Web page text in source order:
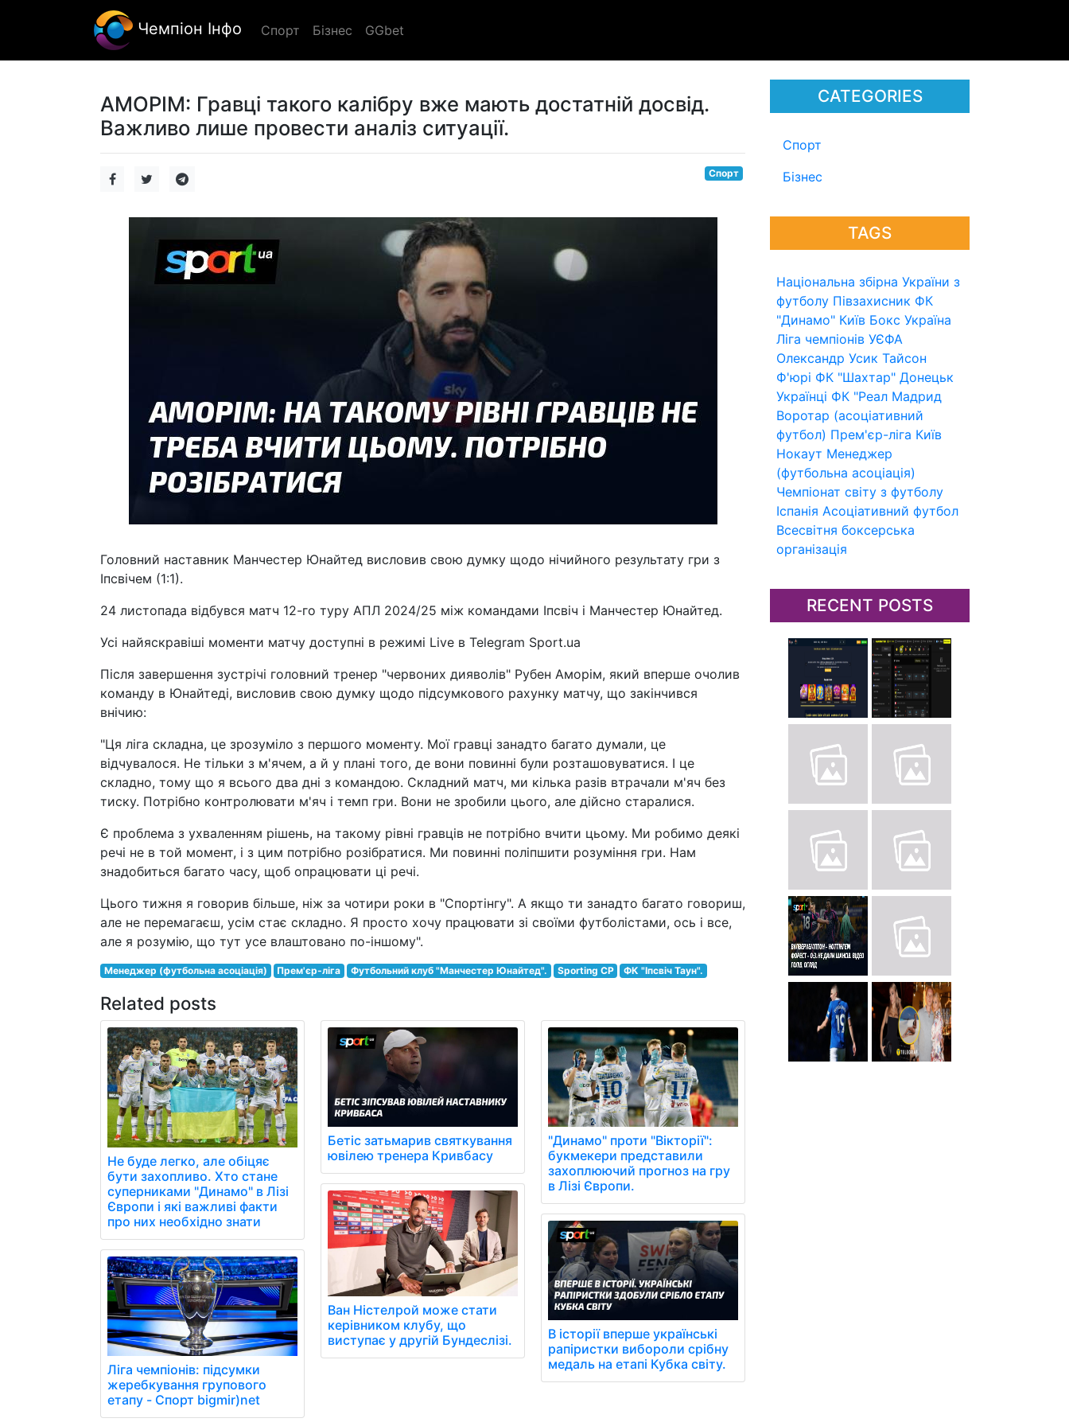
Чемпіон Інфо Спорт Бізнес GGbet
CATEGORIES
Спорт
Бізнес
TAGS
Національна збірна України з
футболу Півзахисник ФК
"Динамо" Київ Бокс Україна
Ліга чемпіонів УЄФА
Олександр Усик Тайсон
Ф'юрі ФК "Шахтар" Донецьк
Українці ФК "Реал Мадрид
Воротар (асоціативний
футбол) Прем'єр-ліга Київ
Нокаут Менеджер
(футбольна асоціація)
Чемпіонат світу з футболу
Іспанія Асоціативний футбол
Всесвітня боксерська
організація
RECENT POSTS
АМОРІМ: Гравці такого калібру вже мають достатній досвід.
Важливо лише провести аналіз ситуації.
Спорт
Головний наставник Манчестер Юнайтед висловив свою думку щодо нічийного результату гри з
Іпсвічем (1:1).
24 листопада відбувся матч 12-го туру АПЛ 2024/25 між командами Іпсвіч і Манчестер Юнайтед.
Усі найяскравіші моменти матчу доступні в режимі Live в Telegram Sport.ua
Після завершення зустрічі головний тренер "червоних дияволів" Рубен Аморім, який вперше очолив
команду в Юнайтеді, висловив свою думку щодо підсумкового рахунку матчу, що закінчився
внічию:
"Ця ліга складна, це зрозуміло з першого моменту. Мої гравці занадто багато думали, це
відчувалося. Не тільки з м'ячем, а й у плані того, де вони повинні були розташовуватися. І це
складно, тому що я всього два дні з командою. Складний матч, ми кілька разів втрачали м'яч без
тиску. Потрібно контролювати м'яч і темп гри. Вони не зробили цього, але дійсно старалися.
Є проблема з ухваленням рішень, на такому рівні гравців не потрібно вчити цьому. Ми робимо деякі
речі не в той момент, і з цим потрібно розібратися. Ми повинні поліпшити розуміння гри. Нам
знадобиться багато часу, щоб опрацювати ці речі.
Цього тижня я говорив більше, ніж за чотири роки в "Спортінгу". А якщо ти занадто багато говориш,
але не перемагаєш, усім стає складно. Я просто хочу працювати зі своїми футболістами, ось і все,
але я розумію, що тут усе влаштовано по-іншому".
Менеджер (футбольна асоціація) Прем'єр-ліга Футбольний клуб "Манчестер Юнайтед". Sporting CP ФК "Іпсвіч Таун".
Related posts
Не буде легко, але обіцяє
бути захопливо. Хто стане
суперниками "Динамо" в Лізі
Європи і які важливі факти
про них необхідно знати
Ліга чемпіонів: підсумки
жеребкування групового
етапу - Спорт bigmir)net
Бетіс затьмарив святкування
ювілею тренера Кривбасу
Ван Ністелрой може стати
керівником клубу, що
виступає у другій Бундеслізі.
"Динамо" проти "Вікторії":
букмекери представили
захоплюючий прогноз на гру
в Лізі Європи.
В історії вперше українські
рапіристки вибороли срібну
медаль на етапі Кубка світу.